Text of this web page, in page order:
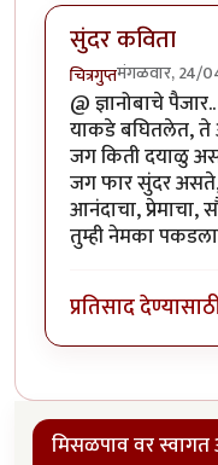
सुंदर कविता
चित्रगुप्तमंगळवार, 24/
@ ज्ञानोबाचे
याकडे बघितलेत, ते
जग किती दयाळु
जग फार सुंदर
आनंदाचा, प्रेमाचा,
तुम्ही नेमका
प्रतिसाद
मिसळपाव वर